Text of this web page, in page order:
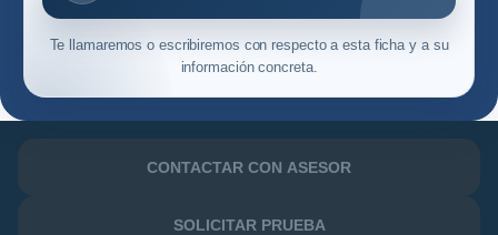
Te llamaremos o escribiremos con respecto a esta ficha y a su
información concreta.
CONTACTAR CON ASESOR
SOLICITAR PRUEBA